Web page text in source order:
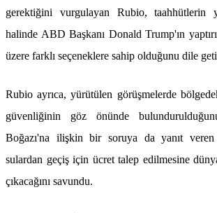
gerektiğini vurgulayan Rubio, taahhütlerin
halinde ABD Başkanı Donald Trump'ın
üzere farklı seçeneklere sahip olduğunu dile
Rubio ayrıca, yürütülen görüşmelerde
güvenliğinin göz önünde
Boğazı'na ilişkin bir soruya da yanıt veren
sulardan geçiş için ücret talep edilmesine
çıkacağını savundu.